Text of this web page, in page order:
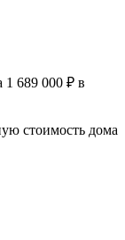
1 689 000 ₽ в
стоимость дома